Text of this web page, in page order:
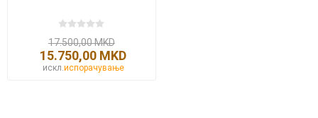
17.500,00 MKD
15.750,00 MKD
искл. испорачување